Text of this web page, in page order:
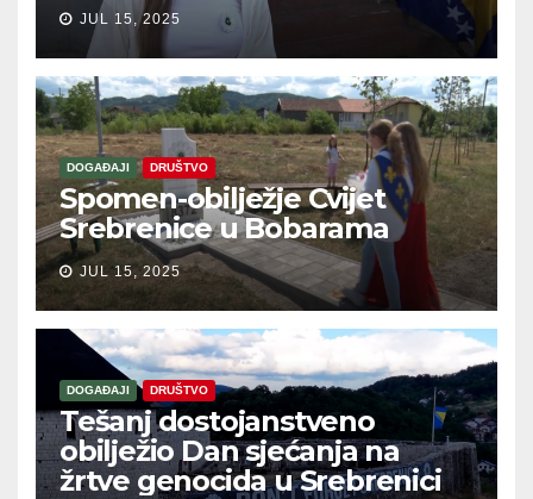
JUL 15, 2025
DOGAĐAJI DRUŠTVO
Spomen-obilježje Cvijet
Srebrenice u Bobarama
JUL 15, 2025
DOGAĐAJI DRUŠTVO
Tešanj dostojanstveno
obilježio Dan sjećanja na
žrtve genocida u Srebrenici